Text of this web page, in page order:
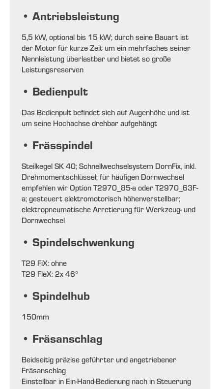
• Antriebsleistung
5,5 kW, optional bis 15 kW; durch seine Bauart ist
der Motor für kurze Zeit um ein mehrfaches seiner
Nennleistung überlastbar und bietet so große
Leistungsreserven
• Bedienpult
Das Bedienpult befindet sich auf Augenhöhe und ist
um seine Hochachse drehbar aufgehängt
• Frässpindel
Steilkegel SK 40; Schnellwechselsystem DornFix, inkl.
Drehmomentschlüssel; für häufigen Dornwechsel
empfehlen wir Option T2970_85-a oder T2970_63F-
a; gesteuert elektromotorisch höhenverstellbar;
elektropneumatische Arretierung für Werkzeug- und
Dornwechsel
• Spindelschwenkung
T29 FiX: ohne
T29 FleX: 2x 46°
• Spindelhub
150mm
• Fräsanschlag
Beidseitig präzise geführter und angetriebener
Fräsanschlag
Einstellbar in Ein-Hand-Bedienung nach in Steuerung